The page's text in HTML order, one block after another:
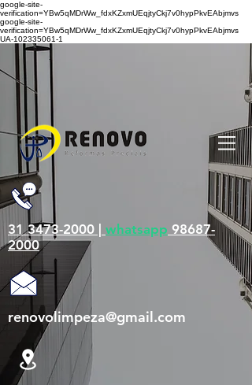
google-site-
verification=YBw5qMDrWw_fdxKZxmUEqjtyCkj7v0hypPkvEAbjmvs
google-site-
verification=YBw5qMDrWw_fdxKZxmUEqjtyCkj7v0hypPkvEAbjmvs
UA-102335061-1
31 3473-2000 | whatsapp 98687-
2000
renovolimpeza@gmail.com